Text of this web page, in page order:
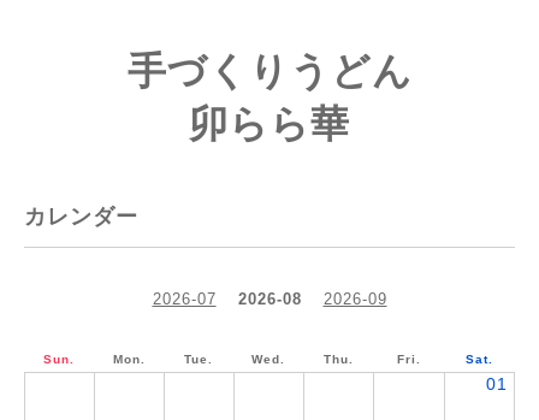
手づくりうどん
卯らら華
カレンダー
2026-07 2026-08 2026-09
Sun. Mon. Tue. Wed. Thu. Fri. Sat.
01